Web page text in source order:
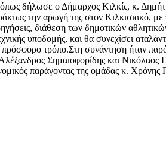
δήλωσε ο Δήμαρχος Κιλκίς, κ.
την αρωγή της στον Κιλκισιακό, με
διάθεση των δημοτικών
υποδομής, και θα συνεχίσει
τρόπο.Στη συνάντηση ήταν
Σημαιοφορίδης και Νικόλαος
παράγοντας της ομάδας κ. Χρόνης